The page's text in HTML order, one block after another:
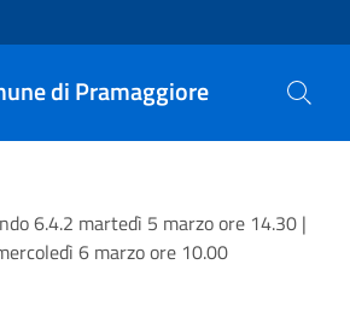
di Pramaggiore
6.4.2 martedì 5 marzo ore 14.30 |
6 marzo ore 10.00